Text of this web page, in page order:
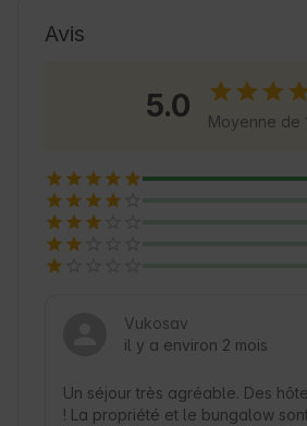
point de départ confortable
des randonnées à pied ou à
y trouvera sa petite aventure.
Avis
5.0 Moyenne de
Vukosav
il y a environ 2 mois
Un séjour très agréable. Des
! La propriété et le bungalow